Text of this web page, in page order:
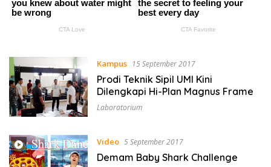
Kampus 15 September 2017
Prodi Teknik Sipil UMI Kini
Dilengkapi Hi-Plan Magnus Frame
Laboratorium
Video 5 September 2017
Demam Baby Shark Challenge